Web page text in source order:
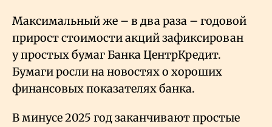
Максимальный же – в два раза – годовой
прирост стоимости акций зафиксирован
у простых бумаг Банка ЦентрКредит.
Бумаги росли на новостях о хороших
финансовых показателях банка.
В минусе 2025 год заканчивают простые